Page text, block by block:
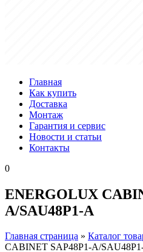
Главная
Как купить
Доставка
Монтаж
Гарантия и сервис
Новости и статьи
Контакты
0
ENERGOLUX
A/SAU48P1-A
Главная страница » Каталог
CABINET SAP48P1-A/